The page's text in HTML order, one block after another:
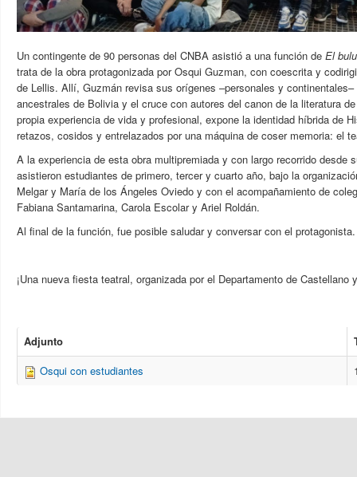
Un contingente de 90 personas del CNBA asistió a una función de El
trata de la obra protagonizada por Osqui Guzman, con coescrita y
de Lellis. Allí, Guzmán revisa sus orígenes –personales y
ancestrales de Bolivia y el cruce con autores del canon de la literatura
propia experiencia de vida y profesional, expone la identidad híbrida de
retazos, cosidos y entrelazados por una máquina de coser memoria: el
A la experiencia de esta obra multipremiada y con largo recorrido desde
asistieron estudiantes de primero, tercer y cuarto año, bajo la
Melgar y María de los Ángeles Oviedo y con el acompañamiento de
Fabiana Santamarina, Carola Escolar y Ariel Roldán.
Al final de la función, fue posible saludar y conversar con el protagonista.
¡Una nueva fiesta teatral, organizada por el Departamento de Castellano
Adjunto
Osqui con estudiantes